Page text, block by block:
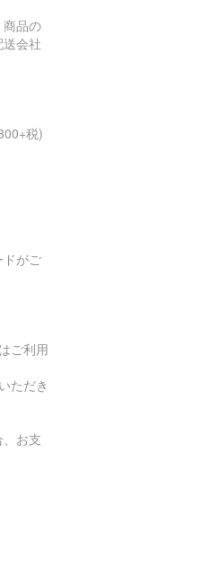
品の
会社
税)
ドがご
ご利用
ただき
お支